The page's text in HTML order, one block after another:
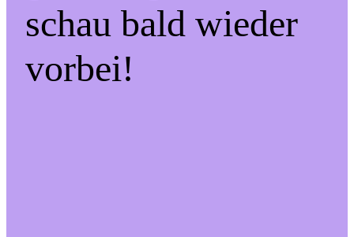
schau bald wieder
vorbei!